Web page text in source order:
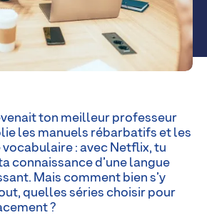
ton meilleur professeur
les manuels rébarbatifs et les
: avec Netflix, tu
connaissance d’une langue
Mais comment bien s’y
quelles séries choisir pour
?